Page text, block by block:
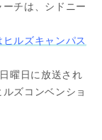
チは、シドニー
ルズキャンパス
日曜日に放送され
ズコンベンショ